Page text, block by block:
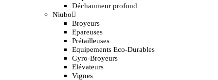
Déchaumeur profond
Niubo
Broyeurs
Epareuses
Prétailleuses
Equipements Eco-Durables
Gyro-Broyeurs
Elévateurs
Vignes